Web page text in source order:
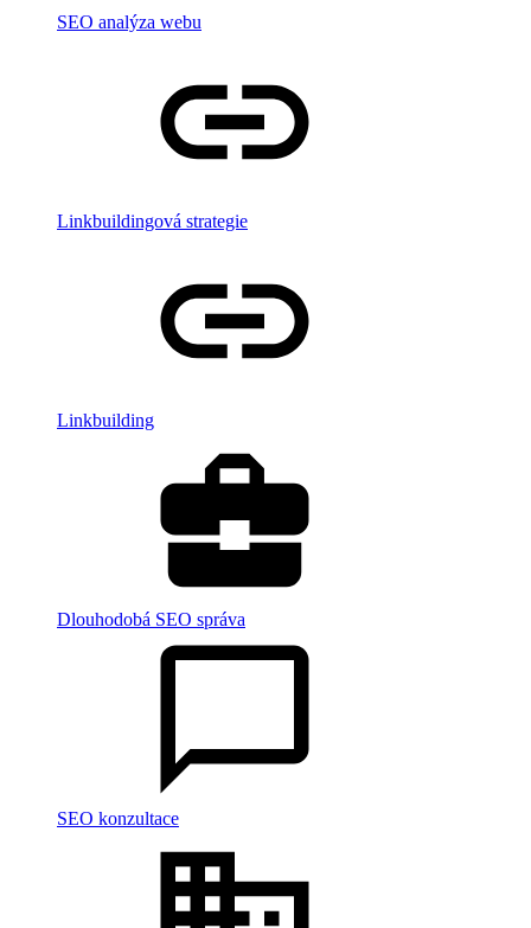
SEO analýza webu
Linkbuildingová strategie
Linkbuilding
Dlouhodobá SEO správa
SEO konzultace